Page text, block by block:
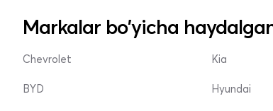
Markalar bo'yicha
Chevrolet
BYD
Kia
Hyundai